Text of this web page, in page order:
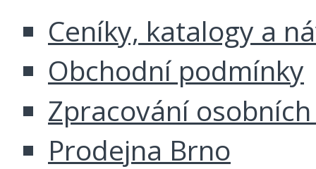
Ceníky, katalogy a
Obchodní podmínky
Zpracování
Prodejna Brno